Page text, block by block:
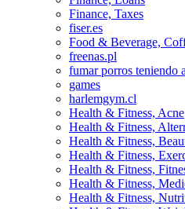
Finance, Taxes
fiser.es
Food & Beverage,
freenas.pl
fumar porros teniendo
games
harlemgym.cl
Health & Fitness, Acne
Health & Fitness,
Health & Fitness,
Health & Fitness,
Health & Fitness,
Health & Fitness,
Health & Fitness,